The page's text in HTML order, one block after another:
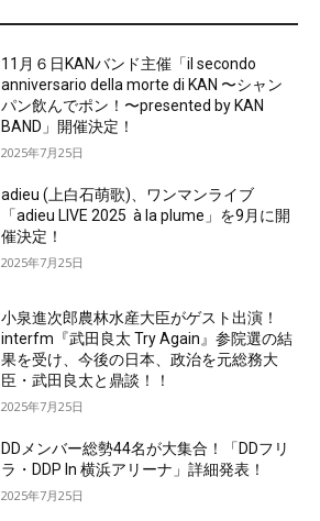
11月６日KANバンド主催「il secondo
anniversario della morte di KAN 〜シャン
パン飲んでポン！〜presented by KAN
BAND」開催決定！
2025年7月25日
adieu (上白石萌歌)、ワンマンライブ
「adieu LIVE 2025 à la plume」を9月に開
催決定！
2025年7月25日
小泉進次郎農林水産大臣がゲスト出演！
interfm『武田良太 Try Again』参院選の結
果を受け、今後の日本、政治を元総務大
臣・武田良太と鼎談！！
2025年7月25日
DDメンバー総勢44名が大集合！「DDフリ
ラ・DDP In 横浜アリーナ」詳細発表！
2025年7月25日